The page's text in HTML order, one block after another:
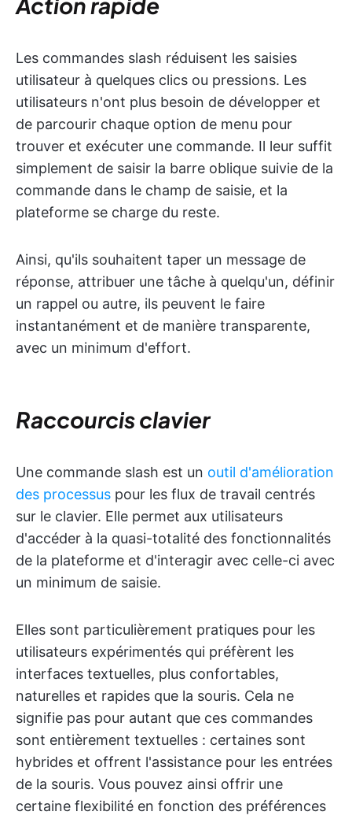
Les commandes slash réduisent les saisies
utilisateur à quelques clics ou pressions. Les
utilisateurs n'ont plus besoin de développer et
de parcourir chaque option de menu pour
trouver et exécuter une commande. Il leur suffit
simplement de saisir la barre oblique suivie de la
commande dans le champ de saisie, et la
plateforme se charge du reste.
Ainsi, qu'ils souhaitent taper un message de
réponse, attribuer une tâche à quelqu'un, définir
un rappel ou autre, ils peuvent le faire
instantanément et de manière transparente,
avec un minimum d'effort.
Raccourcis clavier
Une commande slash est un outil d'amélioration
des processus pour les flux de travail centrés
sur le clavier. Elle permet aux utilisateurs
d'accéder à la quasi-totalité des fonctionnalités
de la plateforme et d'interagir avec celle-ci avec
un minimum de saisie.
Elles sont particulièrement pratiques pour les
utilisateurs expérimentés qui préfèrent les
interfaces textuelles, plus confortables,
naturelles et rapides que la souris. Cela ne
signifie pas pour autant que ces commandes
sont entièrement textuelles : certaines sont
hybrides et offrent l'assistance pour les entrées
de la souris. Vous pouvez ainsi offrir une
certaine flexibilité en fonction des préférences